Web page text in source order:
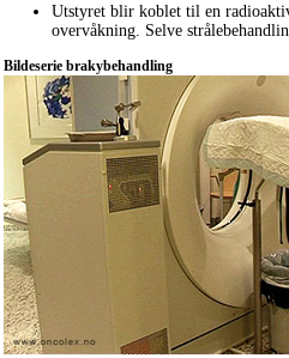
Utstyret blir koblet til en
overvåkning. Selve
Bildeserie brakybehandling